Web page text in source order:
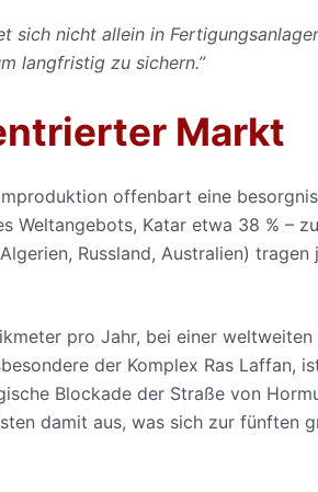
sich nicht allein in
langfristig zu sichern.”
Markt
offenbart eine
Weltangebots, Katar etwa 38 % –
Russland, Australien)
pro Jahr, bei einer
der Komplex Ras Laffan,
Blockade der Straße von
damit aus, was sich zur fünften